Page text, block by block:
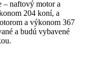
– naftový motor a
204 koní, a
a výkonom 367
a budú vybavené